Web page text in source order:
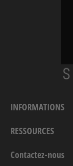
INFORMATIONS
RESSOURCES
Contactez-nous